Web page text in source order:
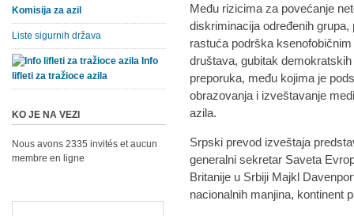
Među rizicima za povećanje
diskriminacija određenih
rastuća podrška
društava, gubitak
preporuka, među kojima je
obrazovanja i izveštavanje
azila.
Srpski prevod izveštaja
generalni sekretar Saveta
Britanije u Srbiji Majkl
nacionalnih manjina, kontinent
Komisija za azil
Liste sigurnih država
Info
lifleti za tražioce azila
KO JE NA VEZI
Nous avons 2335 invités et aucun
membre en ligne